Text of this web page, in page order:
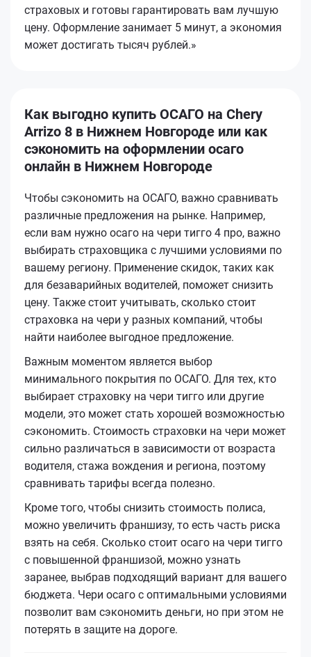
страховых и готовы гарантировать вам лучшую
цену. Оформление занимает 5 минут, а экономия
может достигать тысяч рублей.»
Как выгодно купить ОСАГО на Chery
Arrizo 8 в Нижнем Новгороде или как
сэкономить на оформлении осаго
онлайн в Нижнем Новгороде
Чтобы сэкономить на ОСАГО, важно сравнивать
различные предложения на рынке. Например,
если вам нужно осаго на чери тигго 4 про, важно
выбирать страховщика с лучшими условиями по
вашему региону. Применение скидок, таких как
для безаварийных водителей, поможет снизить
цену. Также стоит учитывать, сколько стоит
страховка на чери у разных компаний, чтобы
найти наиболее выгодное предложение.
Важным моментом является выбор
минимального покрытия по ОСАГО. Для тех, кто
выбирает страховку на чери тигго или другие
модели, это может стать хорошей возможностью
сэкономить. Стоимость страховки на чери может
сильно различаться в зависимости от возраста
водителя, стажа вождения и региона, поэтому
сравнивать тарифы всегда полезно.
Кроме того, чтобы снизить стоимость полиса,
можно увеличить франшизу, то есть часть риска
взять на себя. Сколько стоит осаго на чери тигго
с повышенной франшизой, можно узнать
заранее, выбрав подходящий вариант для вашего
бюджета. Чери осаго с оптимальными условиями
позволит вам сэкономить деньги, но при этом не
потерять в защите на дороге.